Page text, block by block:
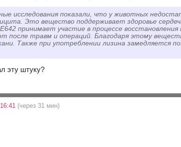
исследования показали, что у животных
Это вещество поддерживает здоровье
принимает участие в процессе
после травм и операций. Благодаря этому
Также при употреблении лизина замедляется
эту штуку?
(через 31 мин)